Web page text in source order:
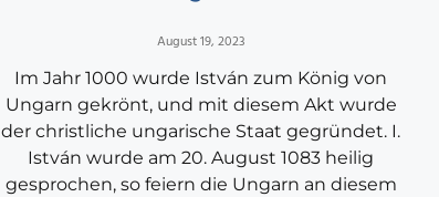
August 19, 2023
Im Jahr 1000 wurde István zum König von
Ungarn gekrönt, und mit diesem Akt wurde
der christliche ungarische Staat gegründet. I.
István wurde am 20. August 1083 heilig
gesprochen, so feiern die Ungarn an diesem